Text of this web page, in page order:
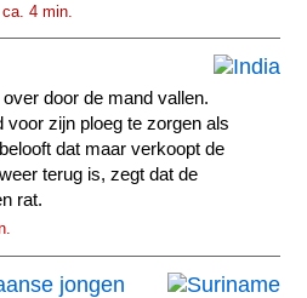
4 min.
door de mand vallen.
voor zijn ploeg te zorgen als
dat maar verkoopt de
terug is, zegt dat de
rat.
jongen